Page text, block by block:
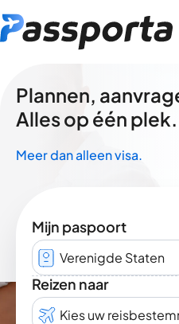
Plannen,
Alles op één plek.
Meer dan alleen visa.
Mijn paspoort
Verenigde Staten
Reizen naar
Kies uw